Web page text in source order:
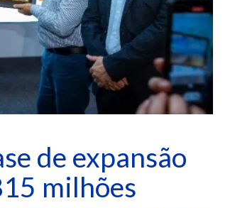
de expansão
milhões